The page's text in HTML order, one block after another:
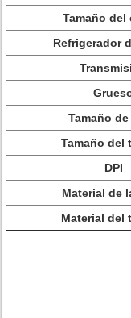
Tamaño del
Refrigerador
Tamaño
Tamaño del
DPI
Material de
Material del